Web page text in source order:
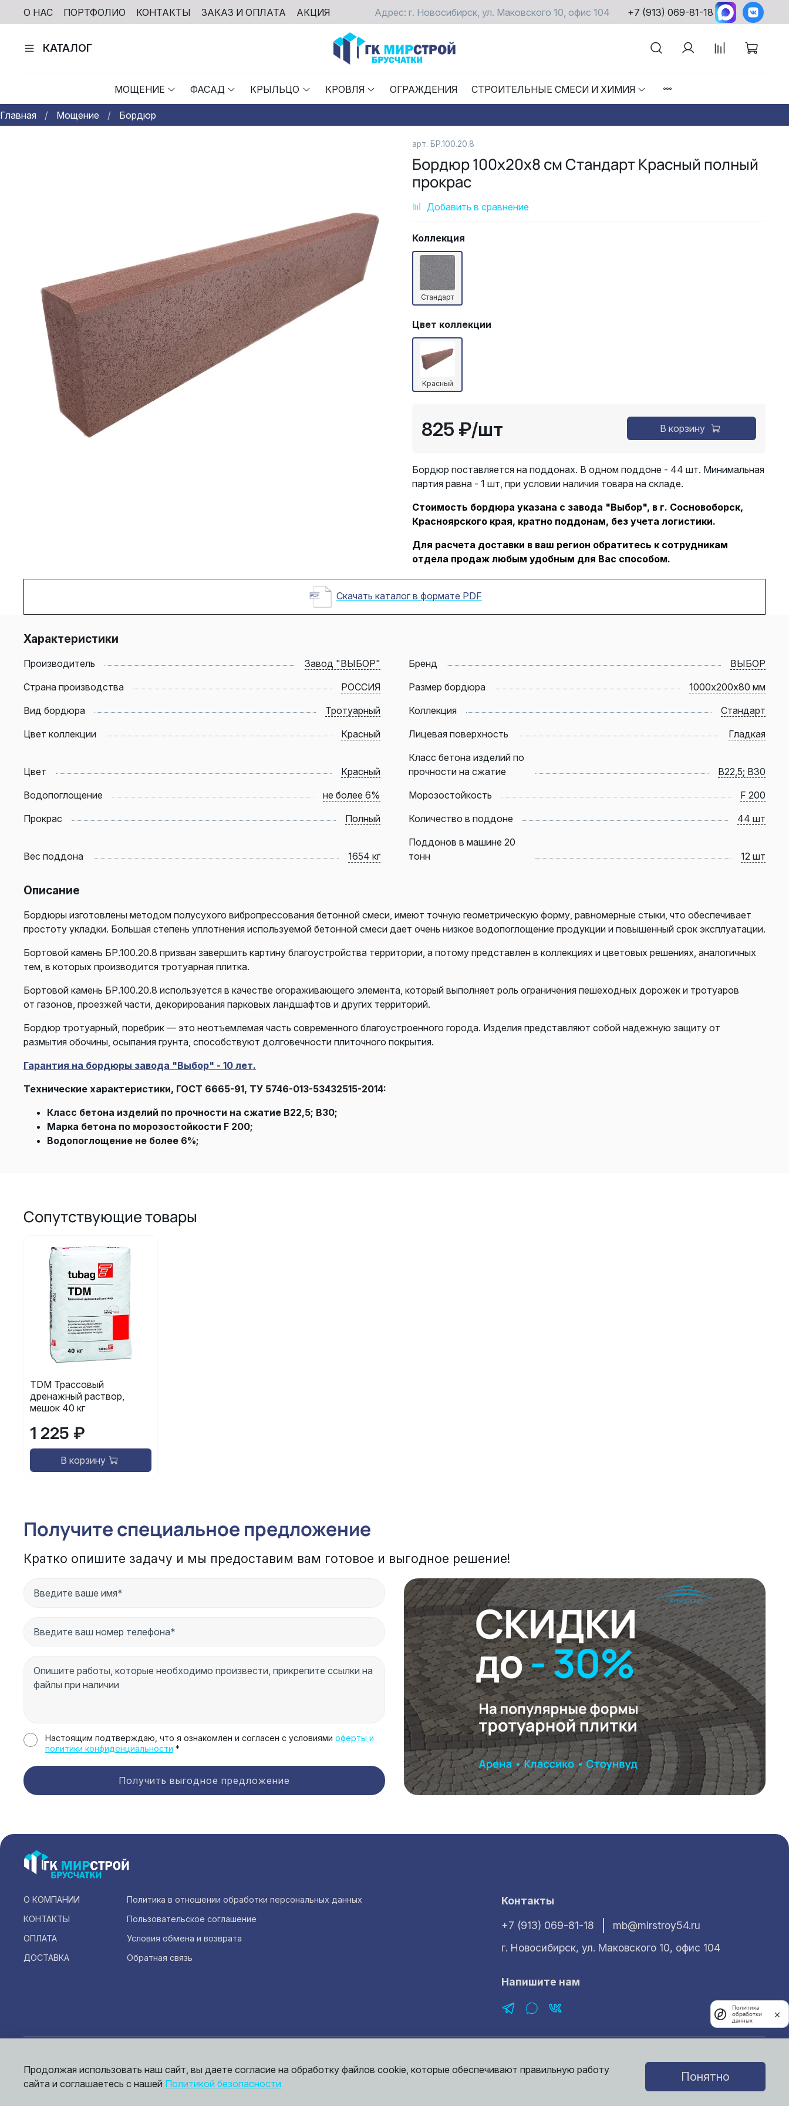
О НАС ПОРТФОЛИО КОНТАКТЫ ЗАКАЗ И ОПЛАТА АКЦИЯ Адрес: г. Новосибирск, ул. Маковского 10, офис 104 +7 (913) 069-81-18
КАТАЛОГ
МОЩЕНИЕ ФАСАД КРЫЛЬЦО КРОВЛЯ ОГРАЖДЕНИЯ СТРОИТЕЛЬНЫЕ СМЕСИ И ХИМИЯ
Главная Мощение Бордюр
арт. БР.100.20.8
Бордюр 100х20х8 см Стандарт Красный полный
прокрас
Добавить в сравнение
Коллекция
Стандарт
Цвет коллекции
Красный
825 ₽/шт В корзину
Бордюр поставляется на поддонах. В одном поддоне - 44 шт. Минимальная
партия равна - 1 шт, при условии наличия товара на складе.
Стоимость бордюра указана с завода "Выбор", в г. Сосновоборск,
Красноярского края, кратно поддонам, без учета логистики.
Для расчета доставки в ваш регион обратитесь к сотрудникам
отдела продаж любым удобным для Вас способом.
Скачать каталог в формате PDF
Характеристики
Производитель Завод "ВЫБОР" Бренд
ВЫБОР
Страна производства
РОССИЯ Размер бордюра
1000х200х80 мм
Вид бордюра
Тротуарный Коллекция
Стандарт
Цвет коллекции
Красный Лицевая поверхность Гладкая
Цвет Красный
Класс бетона изделий по
прочности на сжатие
B22,5; B30
Водопоглощение
не более 6% Морозостойкость
F 200
Прокрас
Полный Количество в поддоне 44 шт
Вес поддона 1654 кг
Поддонов в машине 20
тонн
12 шт
Описание
Бордюры изготовлены методом полусухого вибропрессования бетонной смеси, имеют точную геометрическую форму, равномерные стыки, что обеспечивает
простоту укладки. Большая степень уплотнения используемой бетонной смеси дает очень низкое водопоглощение продукции и повышенный срок эксплуатации.
Бортовой камень БР.100.20.8 призван завершить картину благоустройства территории, а потому представлен в коллекциях и цветовых решениях, аналогичных
тем, в которых производится тротуарная плитка.
Бортовой камень БР.100.20.8 используется в качестве огораживающего элемента, который выполняет роль ограничения пешеходных дорожек и тротуаров
от газонов, проезжей части, декорирования парковых ландшафтов и других территорий.
Бордюр тротуарный, поребрик — это неотъемлемая часть современного благоустроенного города. Изделия представляют собой надежную защиту от
размытия обочины, осыпания грунта, способствуют долговечности плиточного покрытия.
Гарантия на бордюры завода "Выбор" - 10 лет.
Технические характеристики, ГОСТ 6665-91, ТУ 5746-013-53432515-2014:
Класс бетона изделий по прочности на сжатие В22,5; В30;
Марка бетона по морозостойкости F 200;
Водопоглощение не более 6%;
Сопутствующие товары
TDM Трассовый
дренажный раствор,
мешок 40 кг
1 225 ₽
В корзину
Получите специальное предложение
Кратко опишите задачу и мы предоставим вам готовое и выгодное решение!
Настоящим подтверждаю, что я ознакомлен и согласен с условиями оферты и
политики конфиденциальности *
Получить выгодное предложение
О КОМПАНИИ
КОНТАКТЫ
ОПЛАТА
ДОСТАВКА
Политика в отношении обработки персональных данных
Пользовательское соглашение
Условия обмена и возврата
Обратная связь
Контакты
+7 (913) 069-81-18
mb@mirstroy54.ru
г. Новосибирск, ул. Маковского 10, офис 104
Напишите нам
© 2026,Мирбрусчатки
офертой. Точные сведения о ценах, условиях продажи и доставки вы можете получить у наших менеджеров.
Политика конфиденциальности
Продолжая использовать наш сайт, вы даете согласие на обработку файлов cookie, которые обеспечивают правильную работу
сайта и соглашаетесь с нашей Политикой безопасности Понятно
Политика
обработки
данных